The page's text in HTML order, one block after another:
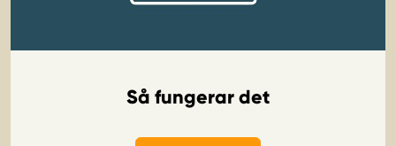
Så fungerar det